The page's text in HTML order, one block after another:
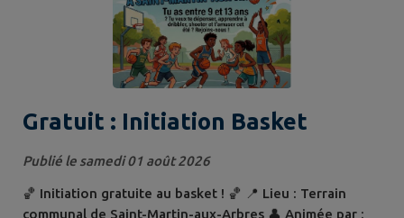
votre compréhension et de votre vigilance.
Gratuit : Initiation Basket
Publié le samedi 01 août 2026
🏀 Initiation gratuite au basket ! 🏀 📍 Lieu : Terrain
communal de Saint-Martin-aux-Arbres 👤 Animée par :